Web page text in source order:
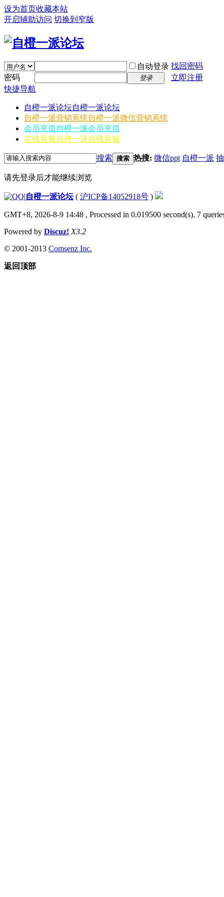
设为首页收藏本站
开启辅助访问 切换到窄版
自动登录 找回密码
密码
登录
立即注册
快捷导航
自橙一派论坛自橙一派论坛
自橙一派营销系统自橙一派微信营销系统
会员充值自橙一派会员充值
在线客服 自橙一派在线客服
搜索 搜索 热搜: 微信ppt 自橙一派
请先登录后才能继续浏览
|自橙一派论坛( 沪ICP备14052918号 )
GMT+8, 2026-8-9 14:48 , Processed in 0.019500 second(s), 7
Powered by Discuz! X3.2
© 2001-2013 Comsenz Inc.
返回顶部